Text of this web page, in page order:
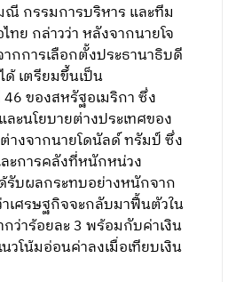
กรรมการบริหาร และทีม
ทย กล่าวว่า หลังจากนายโจ
กการเลือกตั้งประธานาธิบดี
ด้ เตรียมขึ้นเป็น
ของสหรัฐอเมริกา ซึ่ง
ะนโยบายต่างประเทศของ
างจากนายโดนัลด์ ทรัมป์ ซึ่ง
ะการคลังที่หนักหน่วง
รับผลกระทบอย่างหนักจาก
เศรษฐกิจจะกลับมาฟื้นตัวใน
ว่าร้อยละ 3 พร้อมกับค่าเงิน
วโน้มอ่อนค่าลงเมื่อเทียบเงิน